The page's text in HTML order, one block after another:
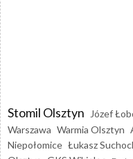
Stomil Olsztyn Józef
Warszawa Warmia Olsztyn
Niepołomice Łukasz